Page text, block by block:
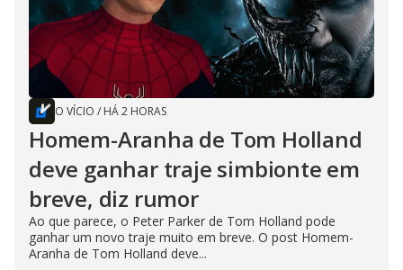
O VÍCIO / HÁ 2 HORAS
Homem-Aranha de Tom Holland
deve ganhar traje simbionte em
breve, diz rumor
Ao que parece, o Peter Parker de Tom Holland pode
ganhar um novo traje muito em breve. O post Homem-
Aranha de Tom Holland deve...